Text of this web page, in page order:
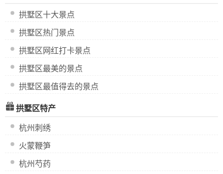
拱墅区十大景点
拱墅区热门景点
拱墅区网红打卡景点
拱墅区最美的景点
拱墅区最值得去的景点
拱墅区特产
杭州刺绣
火蒙鞭笋
杭州芍药